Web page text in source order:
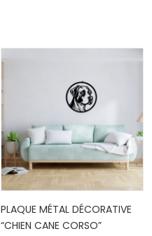
PLAQUE MÉTAL DÉCORATIVE
“CHIEN CANE CORSO”